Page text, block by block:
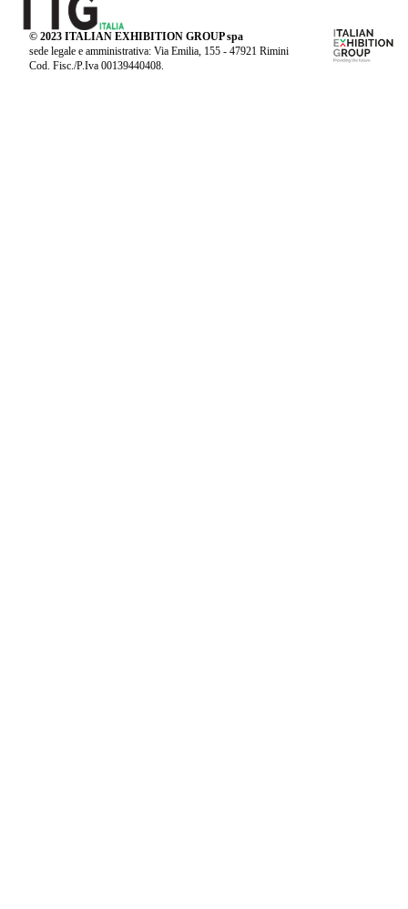
© 2023 ITALIAN EXHIBITION GROUP spa
sede legale e amministrativa: Via Emilia, 155 - 47921 Rimini
Cod. Fisc./P.Iva 00139440408.